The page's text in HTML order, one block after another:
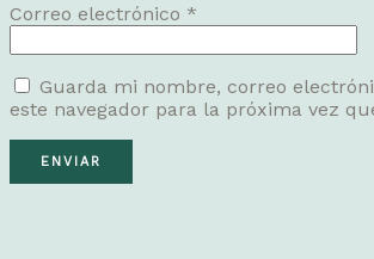
Correo electrónico *
Guarda mi nombre, correo
este navegador para la próxima vez